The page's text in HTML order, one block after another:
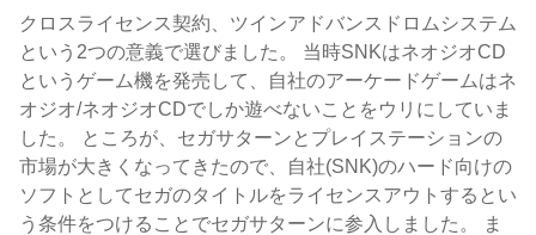
クロスライセンス契約、ツインアドバンスドロムシステム
という2つの意義で選びました。 当時SNKはネオジオCD
というゲーム機を発売して、自社のアーケードゲームはネ
オジオ/ネオジオCDでしか遊べないことをウリにしていま
した。 ところが、セガサターンとプレイステーションの
市場が大きくなってきたので、自社(SNK)のハード向けの
ソフトとしてセガのタイトルをライセンスアウトするとい
う条件をつけることでセガサターンに参入しました。 ま